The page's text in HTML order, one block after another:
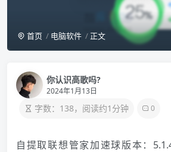
首页 电脑软件 正文
你认识高歌吗?
2024年1月13日
字数：138，阅读约1分钟 0
自提取联想管家加速球版本：